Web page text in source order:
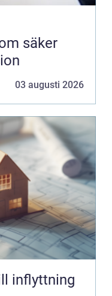
säker
03 augusti 2026
idé till inflyttning